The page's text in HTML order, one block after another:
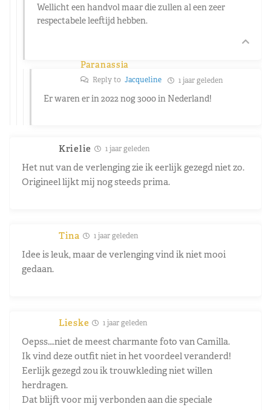
Wellicht een handvol maar die zullen al een zeer
respectabele leeftijd hebben.
Paranassia
Reply to Jacqueline 1 jaar geleden
Er waren er in 2022 nog 3000 in Nederland!
Krielie 1 jaar geleden
Het nut van de verlenging zie ik eerlijk gezegd niet zo.
Origineel lijkt mij nog steeds prima.
Tina 1 jaar geleden
Idee is leuk, maar de verlenging vind ik niet mooi
gedaan.
Lieske 1 jaar geleden
Oepss….niet de meest charmante foto van Camilla.
Ik vind deze outfit niet in het voordeel veranderd!
Eerlijk gezegd zou ik trouwkleding niet willen
herdragen.
Dat blijft voor mij verbonden aan die speciale